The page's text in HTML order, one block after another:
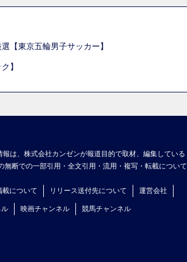
【東京五輪男子サッカー】
】
は、株式会社カンゼンが報道目的で取材、編集している
断での一部引用・全文引用・流用・複写・転載について
載について リリース送付先について 運営会社
映画チャンネル 競馬チャンネル